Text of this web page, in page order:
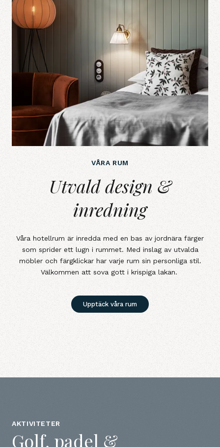
VÅRA RUM
Utvald design &amp; inredning
Utvald design &
inredning
Våra hotellrum är inredda med en bas av jordnära färger
som sprider ett lugn i rummet. Med inslag av utvalda
möbler och färgklickar har varje rum sin personliga stil.
Välkommen att sova gott i krispiga lakan.
Upptäck våra rum
AKTIVITETER
Golf, padel &